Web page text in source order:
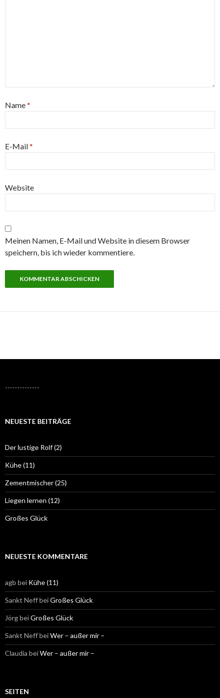
Name*
E-Mail*
Website
Meinen Namen, E-Mail und Website in diesem Browser
speichern, bis ich wieder kommentiere.
--------------
NEUESTE BEITRÄGE
Der lustige Rolf (2)
Kühe (11)
Zementmischer (25)
Liegen lernen (12)
Großes Glück
NEUESTE KOMMENTARE
agb bei Kühe (11)
Sankt NeffbeiGroßes Glück
JörgbeiGroßes Glück
Sankt NeffbeiWer – außer mir –
Claudia beiWer – außer mir –
SEITEN